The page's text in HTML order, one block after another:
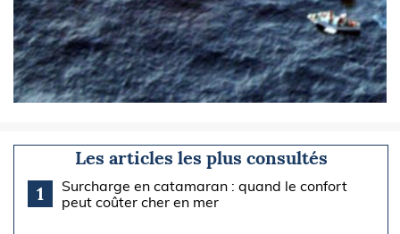
Les articles les plus consultés
1
Surcharge en catamaran : quand le confort
peut coûter cher en mer